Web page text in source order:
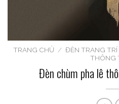
TRANG CHỦ / ĐÈN TRANG TRÍ
THÔNG
Đèn chùm pha lê